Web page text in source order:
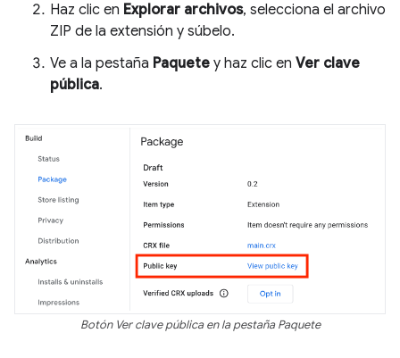
Haz clic en Explorar archivos, selecciona el archivo
ZIP de la extensión y súbelo.
Ve a la pestaña Paquete y haz clic en Ver clave
pública.
Botón Ver clave pública en la pestaña Paquete